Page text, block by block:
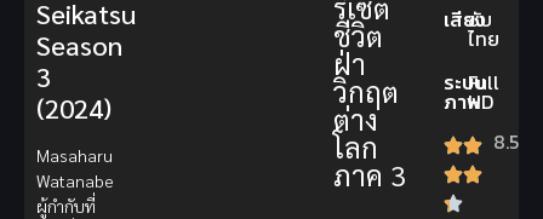
รีเซ็ต
ชีวิต
ฝ่า
วิกฤต
ต่าง
โลก
ภาค 3
เสียง
ซับ
ไทย
ระบบ
ภาพ
Full
HD
8.5
Seikatsu
Season
3
(2024)
Masaharu
Watanabe
ผู้กำกับที่